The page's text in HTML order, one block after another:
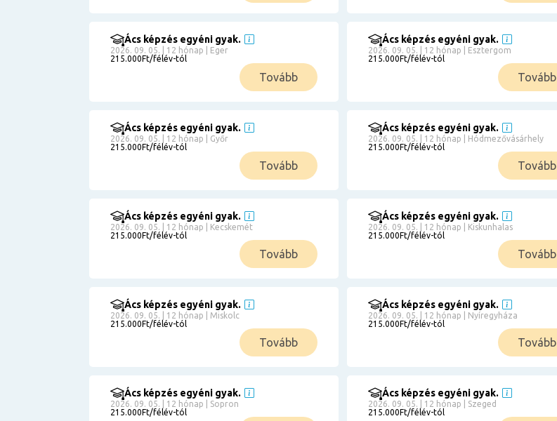
Részletfizetéssel
Ács képzés egyéni gyak.
2026. 09. 05. | 12 hónap | Eger
215.000Ft/félév-tól
Tovább
Ács képzés egyéni gyak.
2026. 09. 05. | 12 hónap | Esztergom
215.000Ft/félév-tól
Tovább
Ács képzés egyéni gyak.
2026. 09. 05. | 12 hónap | Győr
215.000Ft/félév-tól
Tovább
Ács képzés egyéni gyak.
2026. 09. 05. | 12 hónap | Hódmezővásárhely
215.000Ft/félév-tól
Tovább
Ács képzés egyéni gyak.
2026. 09. 05. | 12 hónap | Kecskemét
215.000Ft/félév-tól
Tovább
Ács képzés egyéni gyak.
2026. 09. 05. | 12 hónap | Kiskunhalas
215.000Ft/félév-tól
Tovább
Ács képzés egyéni gyak.
2026. 09. 05. | 12 hónap | Miskolc
215.000Ft/félév-tól
Tovább
Ács képzés egyéni gyak.
2026. 09. 05. | 12 hónap | Nyíregyháza
215.000Ft/félév-tól
Tovább
Ács képzés egyéni gyak.
2026. 09. 05. | 12 hónap | Sopron
215.000Ft/félév-tól
Ács képzés egyéni gyak.
2026. 09. 05. | 12 hónap | Szeged
215.000Ft/félév-tól